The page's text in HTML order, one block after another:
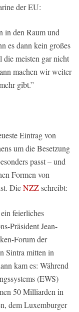
der EU:
in den Raum und
es dann kein großes
meisten gar nicht
machen wir weiter
gibt.”
Eintrag von
um die Besetzung
passt – und
Formen von
DieNZZschreibt:
feierliches
Präsident Jean-
Forum der
Sintra mitten in
kam es: Während
(EWS)
50 Milliarden in
dem Luxemburger